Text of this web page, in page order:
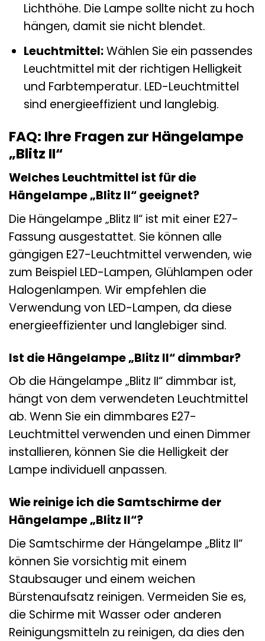
Lichthöhe. Die Lampe sollte nicht zu hoch
hängen, damit sie nicht blendet.
Leuchtmittel:Wählen Sie ein passendes
Leuchtmittel mit der richtigen Helligkeit
und Farbtemperatur. LED-Leuchtmittel
sind energieeffizient und langlebig.
FAQ: Ihre Fragen zur Hängelampe
„Blitz II“
Welches Leuchtmittel ist für die
Hängelampe „Blitz II“ geeignet?
Die Hängelampe „Blitz II“ ist mit einer E27-
Fassung ausgestattet. Sie können alle
gängigen E27-Leuchtmittel verwenden, wie
zum Beispiel LED-Lampen, Glühlampen oder
Halogenlampen. Wir empfehlen die
Verwendung von LED-Lampen, da diese
energieeffizienter und langlebiger sind.
Ist die Hängelampe „Blitz II“ dimmbar?
Ob die Hängelampe „Blitz II“ dimmbar ist,
hängt von dem verwendeten Leuchtmittel
ab. Wenn Sie ein dimmbares E27-
Leuchtmittel verwenden und einen Dimmer
installieren, können Sie die Helligkeit der
Lampe individuell anpassen.
Wie reinige ich die Samtschirme der
Hängelampe „Blitz II“?
Die Samtschirme der Hängelampe „Blitz II“
können Sie vorsichtig mit einem
Staubsauger und einem weichen
Bürstenaufsatz reinigen. Vermeiden Sie es,
die Schirme mit Wasser oder anderen
Reinigungsmitteln zu reinigen, da dies den